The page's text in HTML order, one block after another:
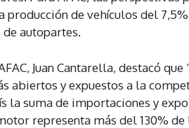
producción de vehículos del
autopartes.
Juan Cantarella, destacó que
abiertos y expuestos a la
la suma de importaciones y
representa más del 130% de